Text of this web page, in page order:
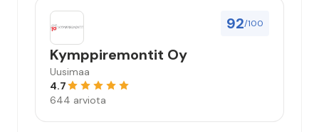
92/100
Kymppiremontit Oy
Uusimaa
4.7
644 arviota